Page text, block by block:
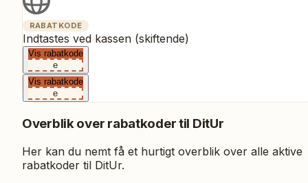
RABATKODE
Indtastes ved kassen (skiftende)
Vis rabatkode
e
Vis rabatkode
e
Overblik over rabatkoder til DitUr
Her kan du nemt få et hurtigt overblik over alle aktive
rabatkoder til DitUr.